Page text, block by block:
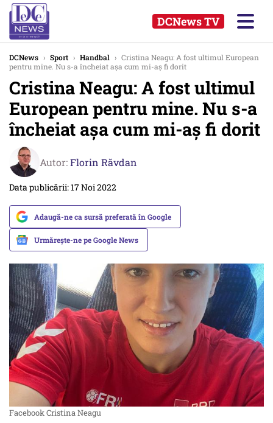
DCNews TV
DCNews › Sport › Handbal › Cristina Neagu: A fost ultimul European
pentru mine. Nu s-a încheiat aşa cum mi-aş fi dorit
Cristina Neagu: A fost ultimul
European pentru mine. Nu s-a
încheiat aşa cum mi-aş fi dorit
Autor:Florin Răvdan
Data publicării: 17 Noi 2022
Adaugă-ne ca sursă preferată în Google
Urmărește-ne pe Google News
Facebook Cristina Neagu